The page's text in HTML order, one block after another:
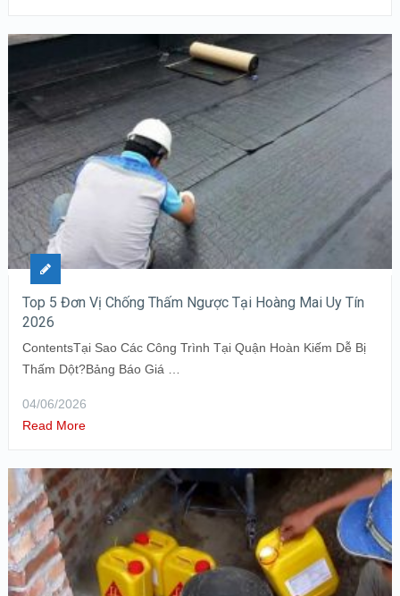
Top 5 Đơn Vị Chống Thấm Ngược Tại Hoàng Mai Uy Tín
2026
ContentsTại Sao Các Công Trình Tại Quận Hoàn Kiếm Dễ Bị
Thấm Dột?Bảng Báo Giá …
04/06/2026
Read More